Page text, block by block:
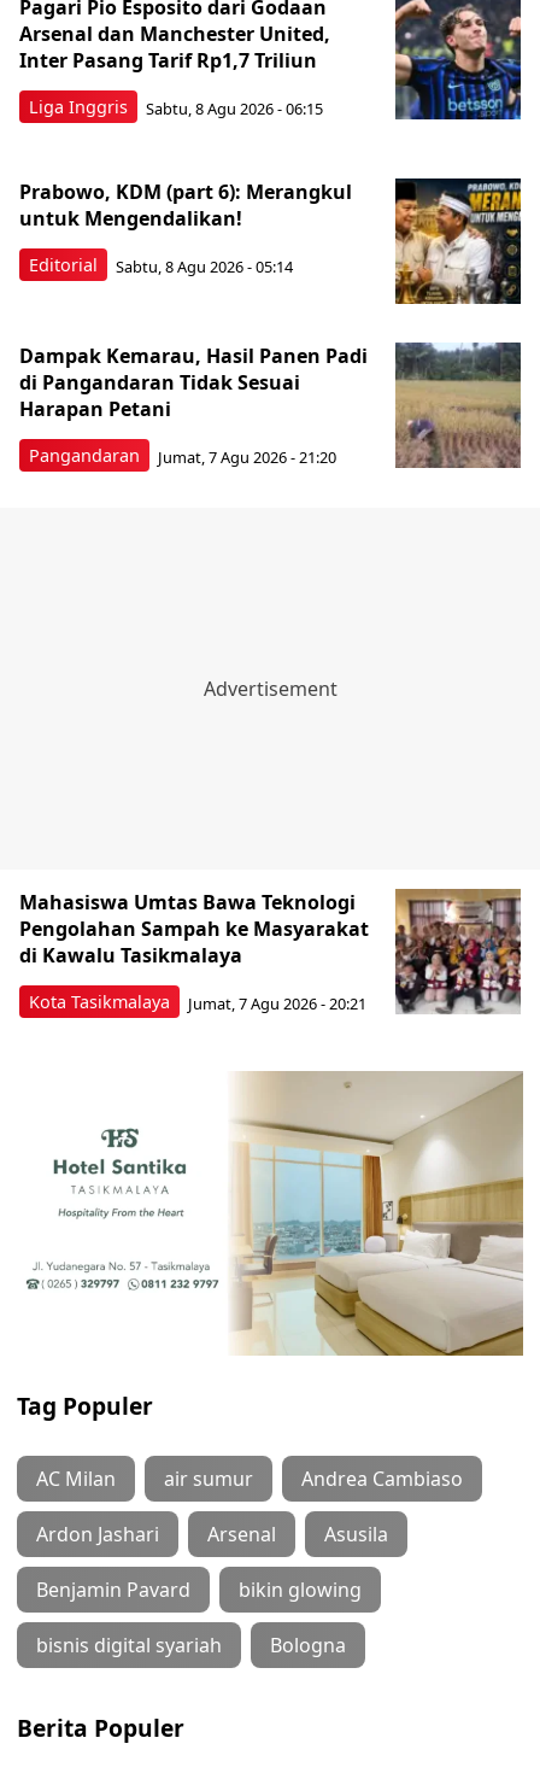
Liga Inggris
Pagari Pio Esposito dari Godaan
Arsenal dan Manchester United,
Inter Pasang Tarif Rp1,7 Triliun
Sabtu, 8 Agu 2026 - 06:15
Editorial
Prabowo, KDM (part 6): Merangkul
untuk Mengendalikan!
Sabtu, 8 Agu 2026 - 05:14
Pangandaran
Dampak Kemarau, Hasil Panen Padi
di Pangandaran Tidak Sesuai
Harapan Petani
Jumat, 7 Agu 2026 - 21:20
Kota Tasikmalaya
Mahasiswa Umtas Bawa Teknologi
Pengolahan Sampah ke Masyarakat
di Kawalu Tasikmalaya
Jumat, 7 Agu 2026 - 20:21
Tag Populer
AC Milan air sumur Andrea Cambiaso
Ardon Jashari Arsenal Asusila
Benjamin Pavard bikin glowing
bisnis digital syariah Bologna
Berita Populer